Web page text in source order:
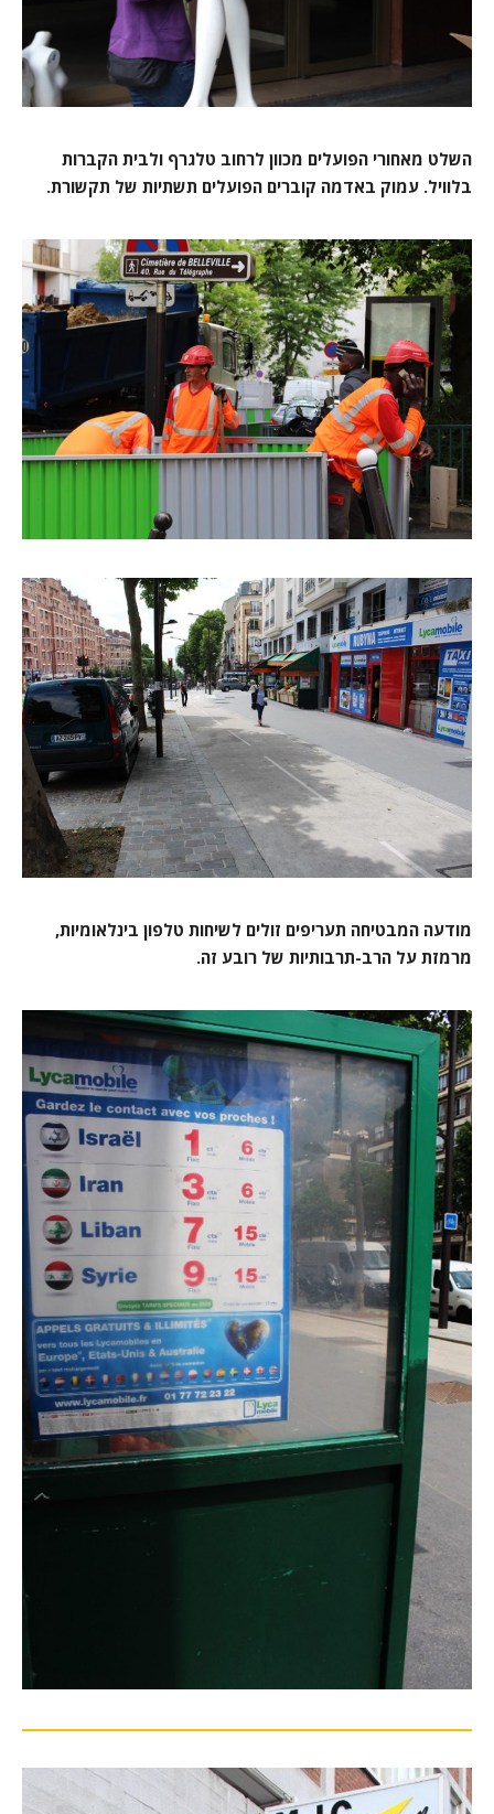
השלט מאחורי הפועלים מכוון לרחוב טלגרף ולבית הקברות
בלוויל. עמוק באדמה קוברים הפועלים תשתיות של תקשורת.
מודעה המבטיחה תעריפים זולים לשיחות טלפון בינלאומיות,
מרמזת על הרב-תרבותיות של רובע זה.